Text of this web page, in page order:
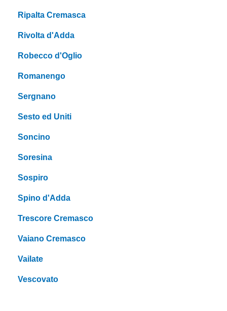
Ripalta Cremasca
Rivolta d'Adda
Robecco d'Oglio
Romanengo
Sergnano
Sesto ed Uniti
Soncino
Soresina
Sospiro
Spino d'Adda
Trescore Cremasco
Vaiano Cremasco
Vailate
Vescovato